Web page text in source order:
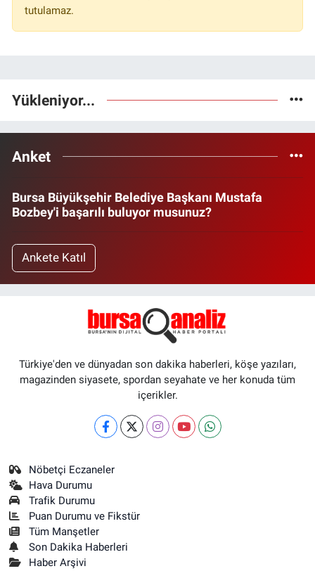
tutulamaz.
Yükleniyor...
Anket
Bursa Büyükşehir Belediye Başkanı Mustafa
Bozbey'i başarılı buluyor musunuz?
Ankete Katıl
Türkiye'den ve dünyadan son dakika haberleri, köşe yazıları,
magazinden siyasete, spordan seyahate ve her konuda tüm
içerikler.
Nöbetçi Eczaneler
Hava Durumu
Trafik Durumu
Puan Durumu ve Fikstür
Tüm Manşetler
Son Dakika Haberleri
Haber Arşivi